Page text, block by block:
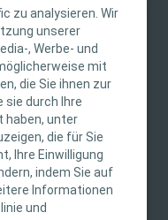
zu analysieren. Wir
unserer
, Werbe- und
mit
die Sie ihnen zur
sie durch Ihre
haben, unter
die für Sie
Ihre Einwilligung
indem Sie auf
Informationen
und
an medizinische
Website ist für
individuellen
für die
liegt bei den
Detaillierte
(z. B. MRSA). Der
mit einem Zink-
der chronisch-
die Heilung.
dieses Produkt finden